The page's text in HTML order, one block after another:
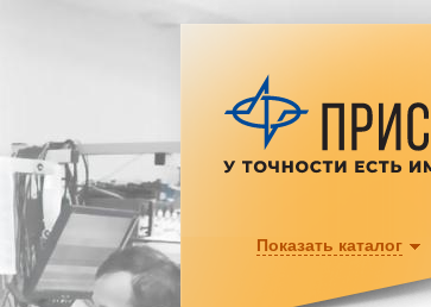
Показать каталог